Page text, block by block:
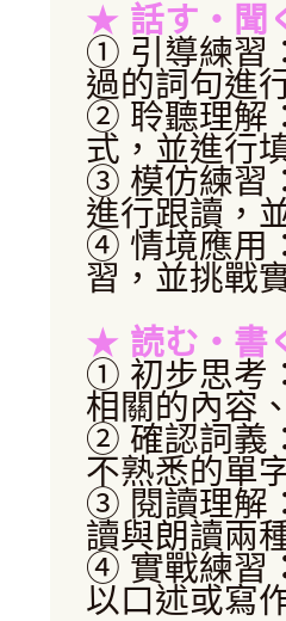
★ 話す・聞
① 引導練習
過的詞句進
② 聆聽理解
式，並進行
③ 模仿練習
進行跟讀，
④ 情境應用
習，並挑戰
★ 読む・書
① 初步思考
相關的內容
② 確認詞義
不熟悉的單
③ 閱讀理解
讀與朗讀兩
④ 實戰練習
以口述或寫